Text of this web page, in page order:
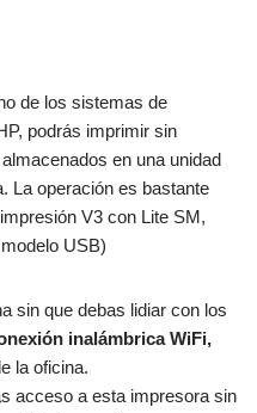
de los sistemas de
podrás imprimir sin
en una unidad
La operación es bastante
V3 con Lite SM,
USB)
sin que debas lidiar con los
inalámbrica WiFi,
la oficina.
acceso a esta impresora sin